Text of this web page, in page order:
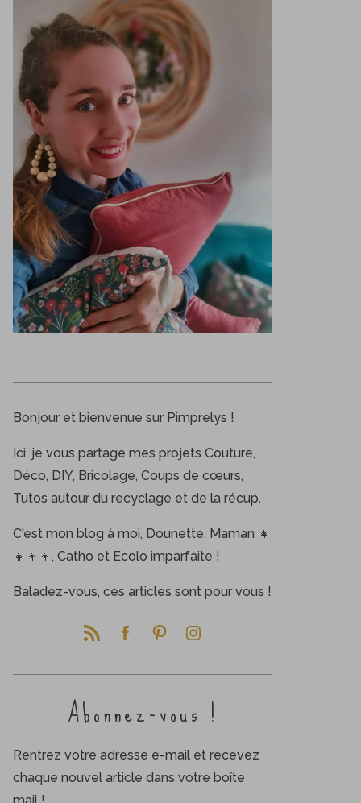
Bonjour et bienvenue sur Pimprelys !
Ici, je vous partage mes projets Couture,
Déco, DIY, Bricolage, Coups de cœurs,
Tutos autour du recyclage et de la récup.
C'est mon blog à moi, Dounette, Maman 👧
👧👦👦, Catho et Ecolo imparfaite !
Baladez-vous, ces articles sont pour vous !
Abonnez-vous !
Rentrez votre adresse e-mail et recevez
chaque nouvel article dans votre boîte